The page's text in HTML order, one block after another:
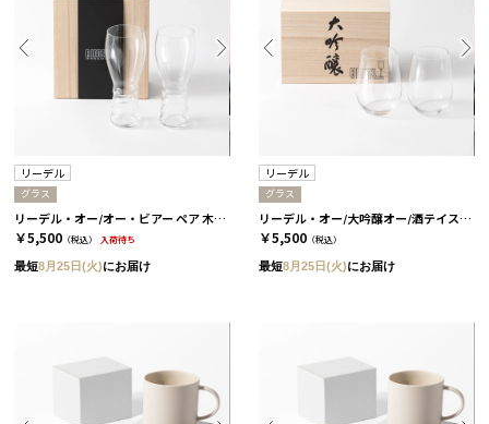
リーデル
グラス
リーデル・オー/オー・ビアー ペア 木箱入り［リーデル］
￥5,500 （税込） 入荷待ち
最短8月25日(火)にお届け
リーデル
グラス
リーデル・オー/大吟醸オー/酒テイスター ペア 木箱入り［リーデル］
￥5,500 （税込）
最短8月25日(火)にお届け